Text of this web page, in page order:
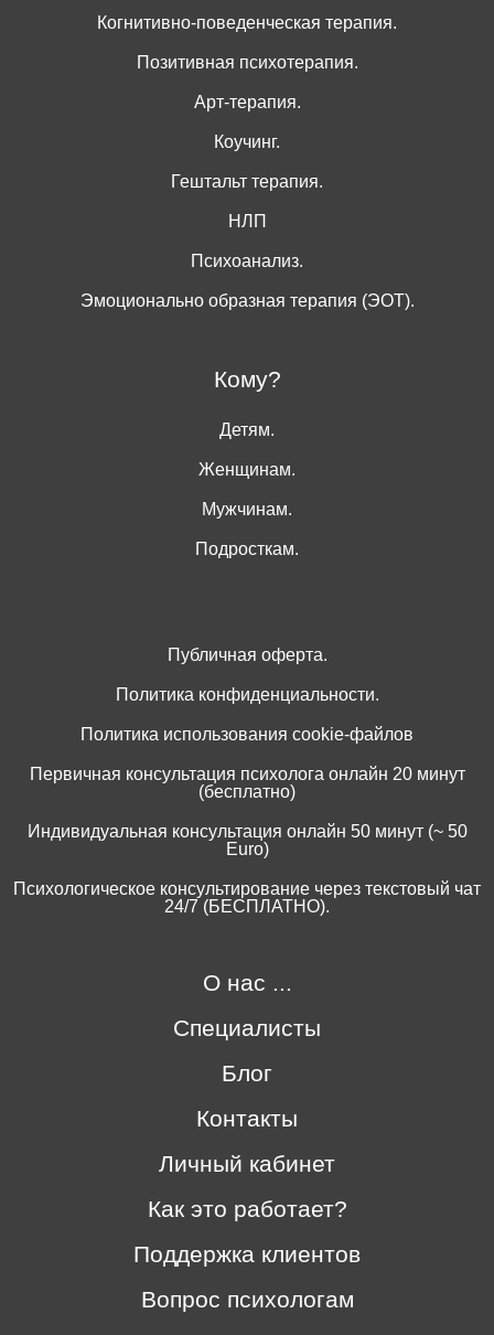
Когнитивно-поведенческая терапия.
Позитивная психотерапия.
Арт-терапия.
Коучинг.
Гештальт терапия.
НЛП
Психоанализ.
Эмоционально образная терапия (ЭОТ).
Кому?
Детям.
Женщинам.
Мужчинам.
Подросткам.
Публичная оферта.
Политика конфиденциальности.
Политика использования cookie-файлов
Первичная консультация психолога онлайн 20 минут
(бесплатно)
Индивидуальная консультация онлайн 50 минут (~ 50
Euro)
Психологическое консультирование через текстовый чат
24/7 (БЕСПЛАТНО).
О нас ...
Специалисты
Блог
Контакты
Личный кабинет
Как это работает?
Поддержка клиентов
Вопрос психологам